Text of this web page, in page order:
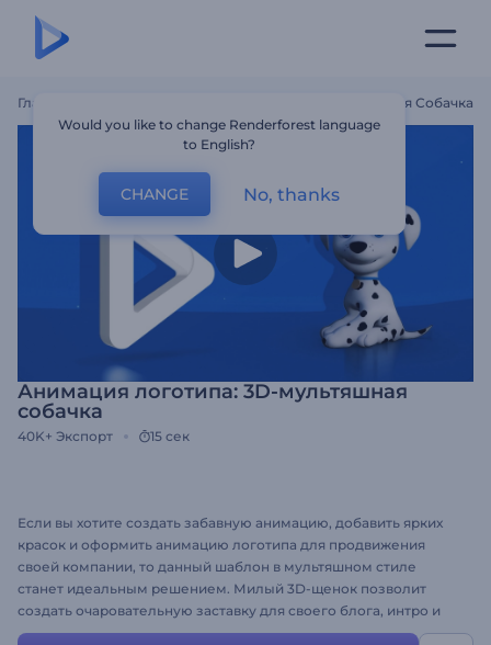
Главная Анимация Логотипа: 3D-Мультяшная Собачка
Анимация логотипа: 3D-мультяшная
собачка
40K+ Экспорт 15 сек
Если вы хотите создать забавную анимацию, добавить ярких
красок и оформить анимацию логотипа для продвижения
своей компании, то данный шаблон в мультяшном стиле
станет идеальным решением. Милый 3D-щенок позволит
создать очаровательную заставку для своего блога, интро и
конечных заставок для YouTube-канала и многого другого.
Would you like to change Renderforest language
to English?
CHANGE No, thanks